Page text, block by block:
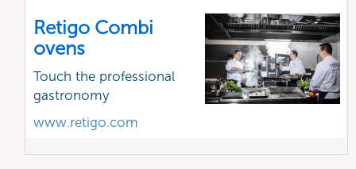
Retigo Combi
ovens
Touch the professional
gastronomy
www.retigo.com